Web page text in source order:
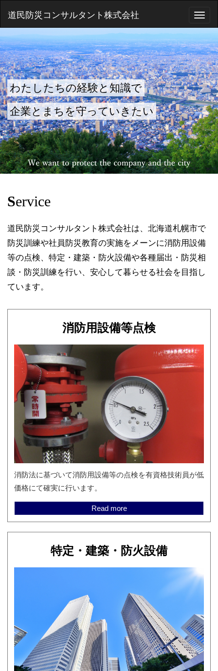
メ
ニ
ュ
ー
道民防災コンサルタント株式会社
わたしたちの経験と知識で
企業とまちを守っていきたい
Service
道民防災コンサルタント株式会社は、北海道札幌市で
防災訓練や社員防災教育の実施をメーンに消防用設備
等の点検、特定・建築・防火設備や各種届出・防災相
談・防災訓練を行い、安心して暮らせる社会を目指し
ています。
消防用設備等点検
消防法に基づいて消防用設備等の点検を有資格技術員が低
価格にて確実に行います。
Read more
特定・建築・防火設備